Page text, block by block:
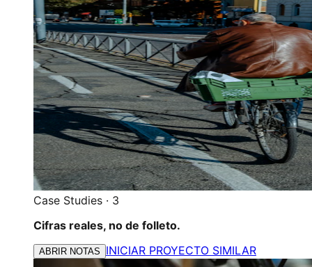
Case Studies · 3
Cifras reales, no de folleto.
ABRIR NOTAS INICIAR PROYECTO SIMILAR